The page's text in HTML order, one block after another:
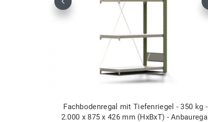
Fachbodenregal mit Tiefenriegel - 350 kg -
2.000 x 875 x 426 mm (HxBxT) - Anbauregal
Previous